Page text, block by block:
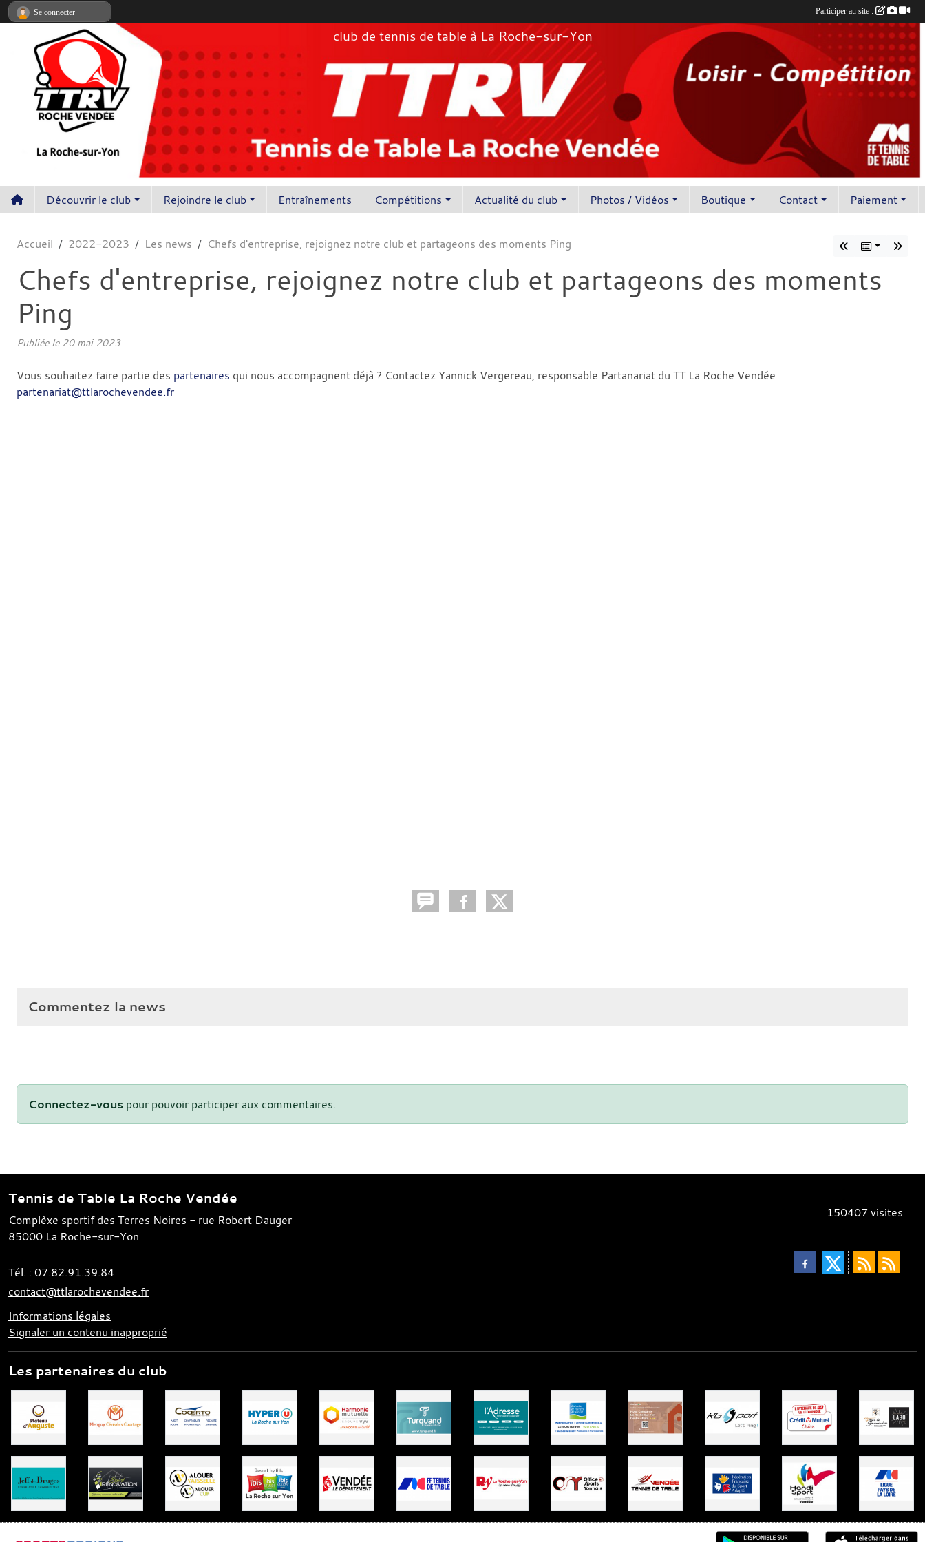
club de tennis de table à La Roche-sur-Yon
Découvrir le club Rejoindre le club Entraînements Compétitions Actualité du club Photos / Vidéos Boutique Contact Paiement
Accueil 2022-2023 Les news Chefs d'entreprise, rejoignez notre club et partageons des moments Ping
Chefs d'entreprise, rejoignez notre club et partageons des moments
Ping
Publiée le 20 mai 2023
Vous souhaitez faire partie des partenaires qui nous accompagnent déjà ? Contactez Yannick Vergereau, responsable Partanariat du TT La Roche Vendée
partenariat@ttlarochevendee.fr
Commentez la news
Connectez-vous pour pouvoir participer aux commentaires.
Tennis de Table La Roche Vendée
Complèxe sportif des Terres Noires - rue Robert Dauger
85000 La Roche-sur-Yon
Tél. : 07.82.91.39.84
contact@ttlarochevendee.fr
Informations légales
Signaler un contenu inapproprié
150407visites
Les partenaires du club
Se connecter Participer au site :
Panneau de gestion des cookies